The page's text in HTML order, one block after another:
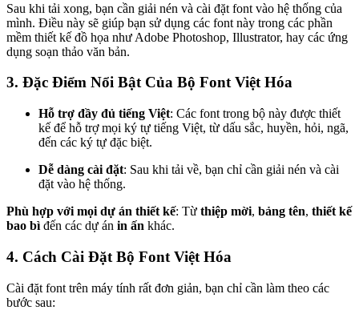
Sau khi tải xong, bạn cần giải nén và cài đặt font vào hệ thống của
mình. Điều này sẽ giúp bạn sử dụng các font này trong các phần
mềm thiết kế đồ họa như Adobe Photoshop, Illustrator, hay các ứng
dụng soạn thảo văn bản.
3. Đặc Điểm Nổi Bật Của Bộ Font Việt Hóa
Hỗ trợ đầy đủ tiếng Việt: Các font trong bộ này được thiết
kế để hỗ trợ mọi ký tự tiếng Việt, từ dấu sắc, huyền, hỏi, ngã,
đến các ký tự đặc biệt.
Dễ dàng cài đặt: Sau khi tải về, bạn chỉ cần giải nén và cài
đặt vào hệ thống.
Phù hợp với mọi dự án thiết kế: Từ thiệp mời, bảng tên, thiết kế
bao bì đến các dự án in ấn khác.
4. Cách Cài Đặt Bộ Font Việt Hóa
Cài đặt font trên máy tính rất đơn giản, bạn chỉ cần làm theo các
bước sau: